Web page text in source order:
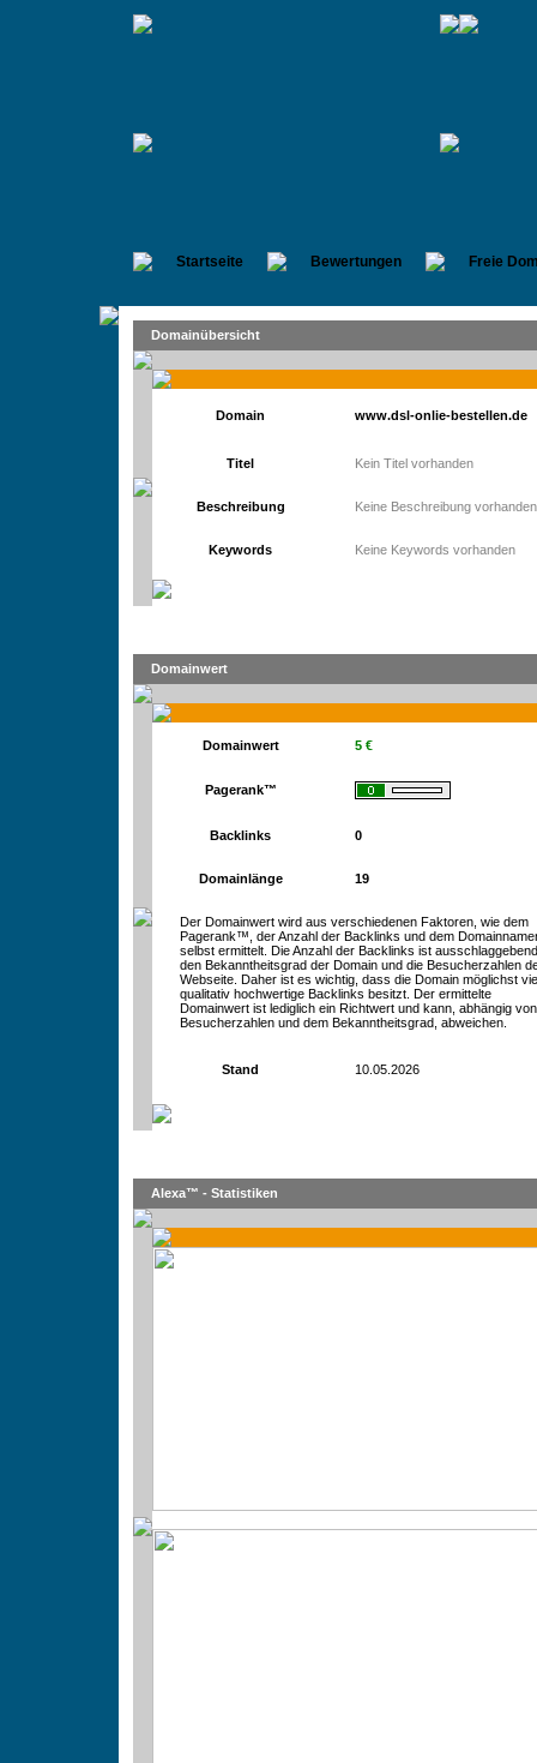
Startseite Bewertungen Freie
Domainübersicht
Domain www.dsl-onlie-bestellen.de
Titel Kein Titel vorhanden
Beschreibung Keine Beschreibung vorhanden
Keywords Keine Keywords vorhanden
Domainwert
Domainwert 5 €
Pagerank™
Backlinks 0
Domainlänge 19
Der Domainwert wird aus verschiedenen Faktoren, wie dem
Pagerank™, der Anzahl der Backlinks und dem
selbst ermittelt. Die Anzahl der Backlinks ist
den Bekanntheitsgrad der Domain und die Besucherzahlen
Webseite. Daher ist es wichtig, dass die Domain möglichst
qualitativ hochwertige Backlinks besitzt. Der ermittelte
Domainwert ist lediglich ein Richtwert und kann, abhängig
Besucherzahlen und dem Bekanntheitsgrad, abweichen.
Stand 10.05.2026
Alexa™ - Statistiken